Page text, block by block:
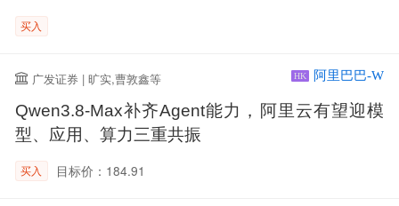
买入
广发证券 | 旷实,曹敦鑫等 HK 阿里巴巴-W
Qwen3.8-Max补齐Agent能力，阿里云有望迎模
型、应用、算力三重共振
买入 目标价：184.91